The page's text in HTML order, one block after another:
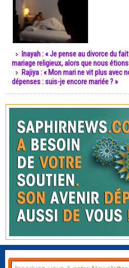
Inayah : « Je pense au divorce du
mariage religieux, alors que nous
Rajiya : « Mon mari ne vit plus avec
dépenses : suis-je encore mariée ? »